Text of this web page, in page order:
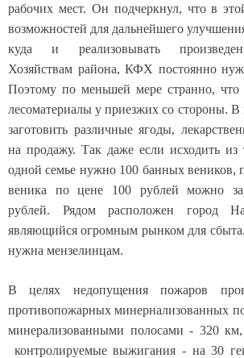
рабочих мест. Он подчеркнул, что в
возможностей для дальнейшего
куда и реализовывать
Хозяйствам района, КФХ постоянно
Поэтому по меньшей мере странно, что
лесоматериалы у приезжих со стороны.
заготовить различные ягоды,
на продажу. Так даже если исходить из
одной семье нужно 100 банных веников,
веника по цене 100 рублей можно
рублей. Рядом расположен город
являющийся огромным рынком для
нужна мензелинцам.
В целях недопущения пожаров
противопожарных минернализованных
минерализованными полосами - 320 км,
контролируемые выжигания - на 30